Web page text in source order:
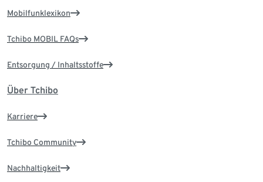
Mobilfunklexikon
Tchibo MOBIL FAQs
Entsorgung / Inhaltsstoffe
Über Tchibo
Karriere
Tchibo Community
Nachhaltigkeit